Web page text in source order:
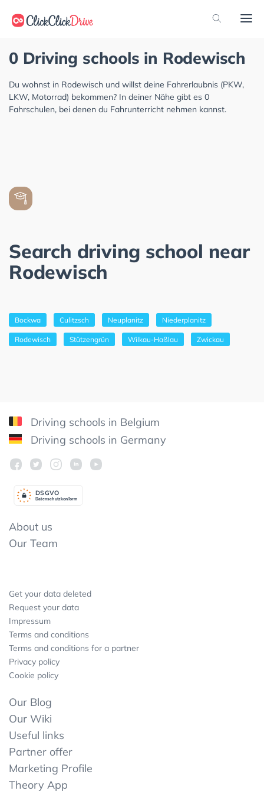
0 Driving schools in Rodewisch
Du wohnst in Rodewisch und willst deine Fahrerlaubnis (PKW,
LKW, Motorrad) bekommen? In deiner Nähe gibt es 0
Fahrschulen, bei denen du Fahrunterricht nehmen kannst.
Search driving school near
Rodewisch
Bockwa Culitzsch Neuplanitz Niederplanitz
Rodewisch Stützengrün Wilkau-Haßlau Zwickau
Driving schools in Belgium
Driving schools in Germany
Datenschutzkonform
DSGVO
About us
Our Team
Get your data deleted
Request your data
Impressum
Terms and conditions
Terms and conditions for a partner
Privacy policy
Cookie policy
Our Blog
Our Wiki
Useful links
Partner offer
Marketing Profile
Theory App